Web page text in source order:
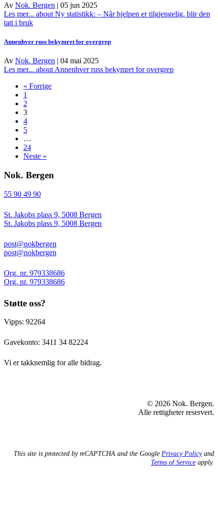
Av Nok. Bergen | 05 jun 2025
Les mer... about Ny statistikk: – Når hjelpen er tilgjengelig, blir den
tatt i bruk
Annenhver russ bekymret for overgrep
Av Nok. Bergen | 04 mai 2025
Les mer... about Annenhver russ bekymret for overgrep
« Forrige
1
2
3
4
5
…
24
Neste »
Nok. Bergen
55 90 49 90
St. Jakobs plass 9, 5008 Bergen
St. Jakobs plass 9, 5008 Bergen
post@nokbergen
post@nokbergen
Org. nr. 979338686
Org. nr. 979338686
Støtte oss?
Vipps: 92264
Gavekonto: 3411 34 82224
Vi er takknemlig for alle bidrag.
© 2026 Nok. Bergen.
Alle rettigheter reservert.
This site is protected by reCAPTCHA and the Google Privacy Policyand
Terms of Service apply.